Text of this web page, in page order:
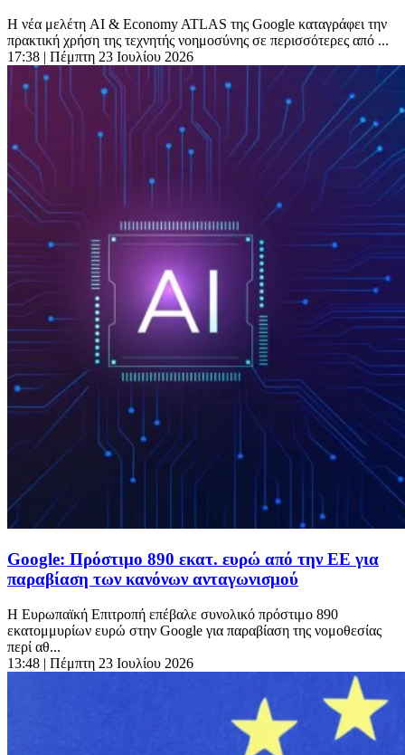
Η νέα μελέτη AI & Economy ATLAS της Google καταγράφει την
πρακτική χρήση της τεχνητής νοημοσύνης σε περισσότερες από ...
17:38 | Πέμπτη 23 Ιουλίου 2026
Google: Πρόστιμο 890 εκατ. ευρώ από την ΕΕ για
παραβίαση των κανόνων ανταγωνισμού
Η Ευρωπαϊκή Επιτροπή επέβαλε συνολικό πρόστιμο 890
εκατομμυρίων ευρώ στην Google για παραβίαση της νομοθεσίας
περί αθ...
13:48 | Πέμπτη 23 Ιουλίου 2026